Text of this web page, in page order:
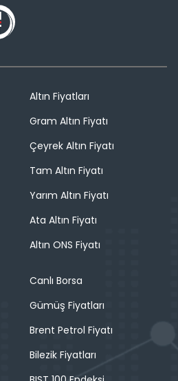
Altın Fiyatları
Gram Altın Fiyatı
Çeyrek Altın Fiyatı
Tam Altın Fiyatı
Yarım Altın Fiyatı
Ata Altın Fiyatı
Altın ONS Fiyatı
Canlı Borsa
Gümüş Fiyatları
Brent Petrol Fiyatı
Bilezik Fiyatları